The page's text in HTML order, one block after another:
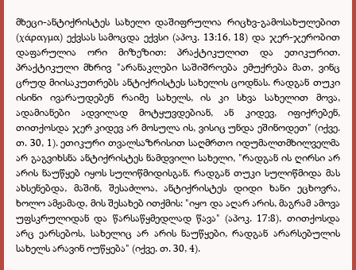
მხეცი-ანტიქრისტეს სახელი დაშიფრულია რიცხვ-გამოსახულებით
(χάραγμα) ექვსას სამოცდა ექვსი (აპოკ. 13:16, 18) და ჯერ-ჯერობით
დაფარულია ორი მიზეზით: პრაქტიკულით და ეთიკურით.
პრაქტიკული მხრივ "არანაკლები საშიშროება ემუქრება მათ, ვინც
ცრუდ მიისაკუთრებს ანტიქრისტეს სახელის ცოდნას. რადგან თუკი
ისინი ივარაუდებენ რაიმე სახელს, ის კი სხვა სახელით მოვა,
ადამიანები ადვილად მოტყუვდებიან, ან კიდევ, იფიქრებენ,
თითქოსდა ჯერ კიდევ არ მოსულა ის, ვისიც უნდა ეშინოდეთ" (იქვე.
თ. 30, 1). ეთიკური თვალსაზრისით საღმრთო იდუმალთმხილველმა
არ გაგვიხსნა ანტიქრისტეს ნამდვილი სახელი, "რადგან ის ღირსი არ
არის ნაუწყებ იყოს სულიწმიდისგან. რადგან თუკი სულიწმიდა მას
ახსენებდა, მაშინ, შესაძლოა, ანტიქრისტეს დიდი ხანი ეცხოვრა,
ხოლო ამჟამად, მის შესახებ ითქმის: "იყო და აღარ არის, მაგრამ ამოვა
უფსკრულიდან და წარსაწყმედლად წავა" (აპოკ. 17:8), თითქოსდა
არც ეარსებოს, სახელიც არ არის ნაუწყები, რადგან არარსებულის
სახელს არავინ იუწყება" (იქვე. თ. 30, 4).